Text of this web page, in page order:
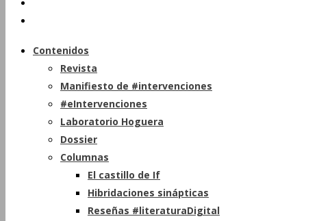
Contenidos
Revista
Manifiesto de #intervenciones
#eIntervenciones
Laboratorio Hoguera
Dossier
Columnas
El castillo de If
Hibridaciones sinápticas
Reseñas #literaturaDigital